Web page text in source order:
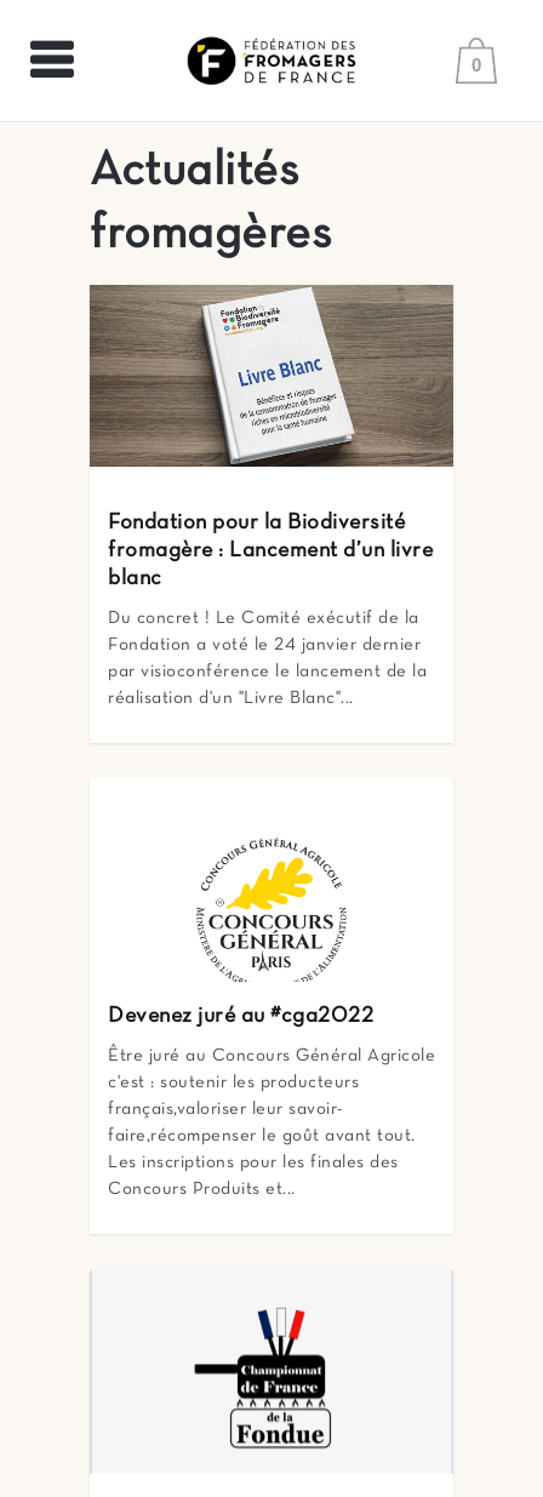
0
Actualités
fromagères
Fondation pour la Biodiversité
fromagère : Lancement d’un livre
blanc
Du concret ! Le Comité exécutif de la
Fondation a voté le 24 janvier dernier
par visioconférence le lancement de la
réalisation d'un "Livre Blanc"...
Devenez juré au #cga2022
Être juré au Concours Général Agricole
c'est : soutenir les producteurs
français,valoriser leur savoir-
faire,récompenser le goût avant tout.
Les inscriptions pour les finales des
Concours Produits et...